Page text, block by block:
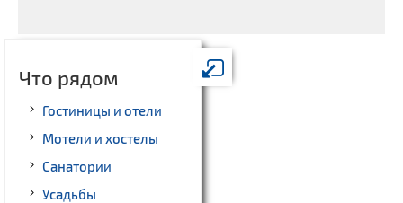
Что рядом
Гостиницы и отели
Мотели и хостелы
Санатории
Усадьбы